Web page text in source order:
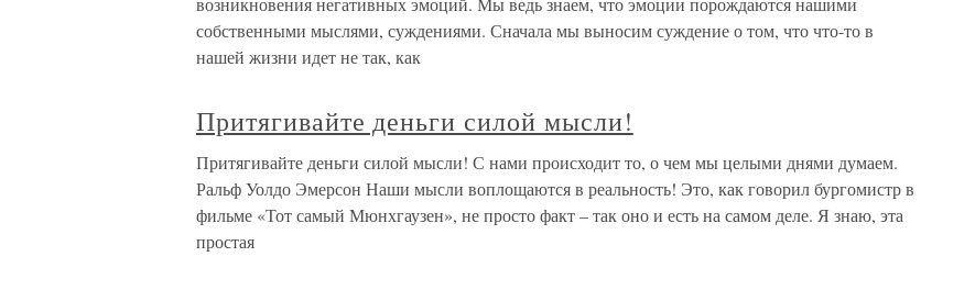
собственными мыслями, суждениями. Сначала мы выносим суждение о том, что что-то в
нашей жизни идет не так, как
Притягивайте деньги силой мысли!
Притягивайте деньги силой мысли! С нами происходит то, о чем мы целыми днями думаем.
Ральф Уолдо Эмерсон Наши мысли воплощаются в реальность! Это, как говорил бургомистр в
фильме «Тот самый Мюнхгаузен», не просто факт – так оно и есть на самом деле. Я знаю, эта
простая